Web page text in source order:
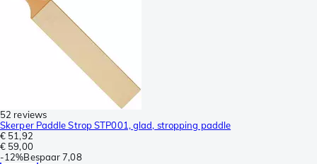
52 reviews
Skerper Paddle Strop STP001, glad, stropping paddle
€ 51,92
€ 59,00
-12%Bespaar 7,08